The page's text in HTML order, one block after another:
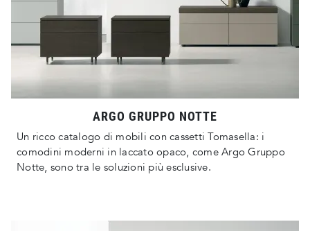
ARGO GRUPPO NOTTE
Un ricco catalogo di mobili con cassetti Tomasella: i
comodini moderni in laccato opaco, come Argo Gruppo
Notte, sono tra le soluzioni più esclusive.